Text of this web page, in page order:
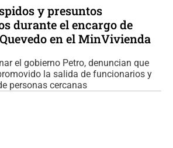
y presuntos
durante el encargo de
en el MinVivienda
el gobierno Petro, denuncian que
la salida de funcionarios y
personas cercanas